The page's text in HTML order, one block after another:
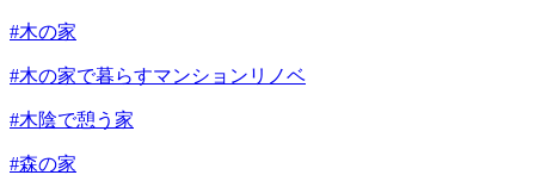
#木の家
#木の家で暮らすマンションリノベ
#木陰で憩う家
#森の家